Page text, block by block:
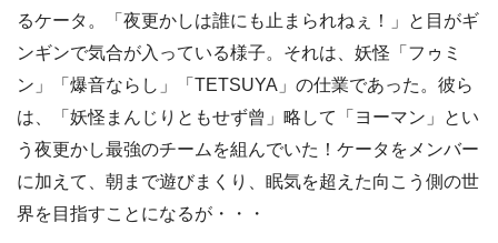
るケータ。「夜更かしは誰にも止まられねぇ！」と目がギ
ンギンで気合が入っている様子。それは、妖怪「フゥミ
ン」「爆音ならし」「TETSUYA」の仕業であった。彼ら
は、「妖怪まんじりともせず曾」略して「ヨーマン」とい
う夜更かし最強のチームを組んでいた！ケータをメンバー
に加えて、朝まで遊びまくり、眠気を超えた向こう側の世
界を目指すことになるが・・・